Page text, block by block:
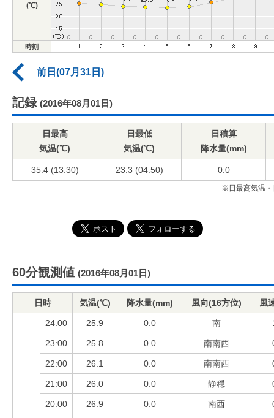
(℃)
時刻
前日(07月31日)
記録 (2016年08月01日)
日最高
気温(℃)
日最低
気温(℃)
日積算
降水量(mm)
35.4 (13:30) 23.3 (04:50) 0.0
※日最高気温・
60分観測値 (2016年08月01日)
日時 気温(℃) 降水量(mm) 風向(16方位) 風
24:00 25.9 0.0 南
23:00 25.8 0.0 南南西
22:00 26.1 0.0 南南西
21:00 26.0 0.0 静穏
20:00 26.9 0.0 南西